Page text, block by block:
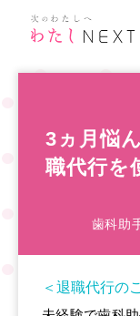
3ヵ月悩
職代行を
歯科
＜退職代行の